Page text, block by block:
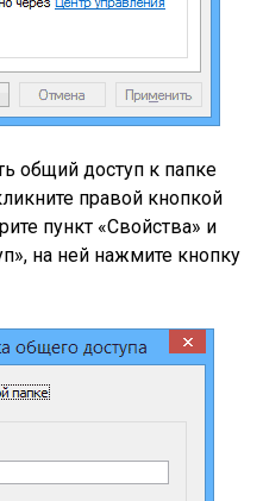
общий доступ к папке
правой кнопкой
пункт «Свойства» и
на ней нажмите кнопку